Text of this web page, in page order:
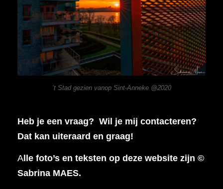
’t Stad gezien vanop Sint-Anneke @2020
Heb je een vraag? Wil je mij contacteren?
Dat kan uiteraard en graag!
Alle foto’s en teksten op deze website zijn ©
Sabrina MAES.